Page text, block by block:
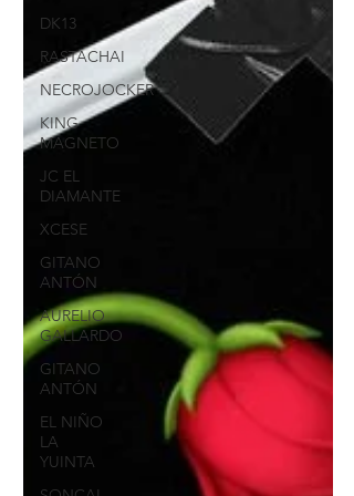
DK13
RASTACHAI
NECROJOCKER
KING
MAGNETO
JC EL
DIAMANTE
XCESE
GITANO
ANTÓN
AURELIO
GALLARDO
GITANO
ANTÓN
EL NIÑO
LA
YUINTA